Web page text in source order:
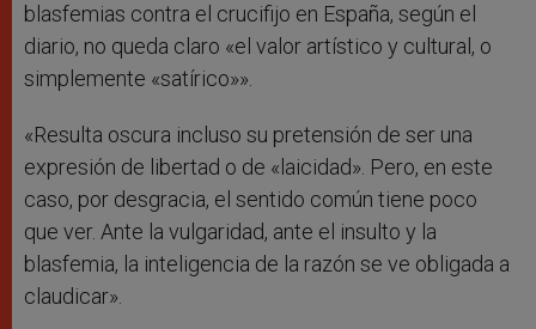
blasfemias contra el crucifijo en España, según el
diario, no queda claro «el valor artístico y cultural, o
simplemente «satírico»».
«Resulta oscura incluso su pretensión de ser una
expresión de libertad o de «laicidad». Pero, en este
caso, por desgracia, el sentido común tiene poco
que ver. Ante la vulgaridad, ante el insulto y la
blasfemia, la inteligencia de la razón se ve obligada a
claudicar».